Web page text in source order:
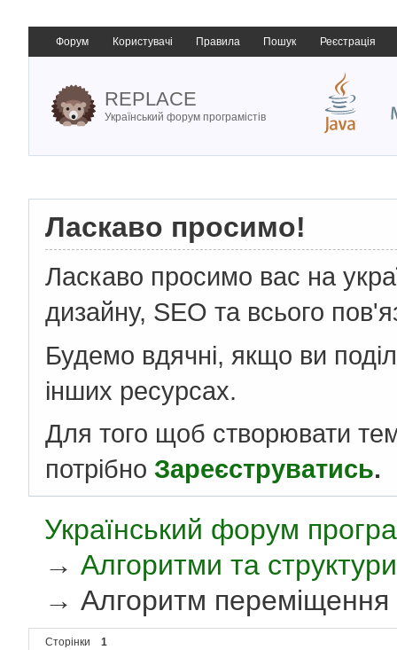
Форум Користувачі Правила Пошук Реєстрація
REPLACE
Український форум програмістів
Ласкаво просимо!
Ласкаво просимо вас на
дизайну, SEO та всього
Будемо вдячні, якщо ви
інших ресурсах.
Для того щоб створювати
потрібно Зареєструватись.
Український форум
→Алгоритми та
→Алгоритм переміщення
Сторінки 1